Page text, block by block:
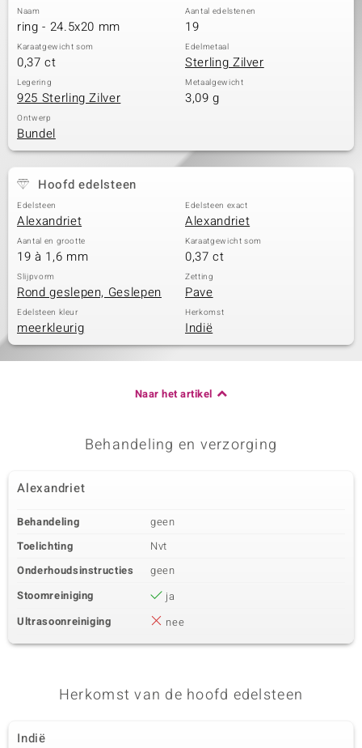
Naam
ring - 24.5x20 mm
Aantal edelstenen
19
Karaatgewicht som
0,37 ct
Edelmetaal
Sterling Zilver
Legering
925 Sterling Zilver
Metaalgewicht
3,09 g
Ontwerp
Bundel
Hoofd edelsteen
Edelsteen
Alexandriet
Edelsteen exact
Alexandriet
Aantal en grootte
19 à 1,6 mm
Karaatgewicht som
0,37 ct
Slijpvorm
Rond geslepen, Geslepen
Zetting
Pave
Edelsteen kleur
meerkleurig
Herkomst
Indië
Naar het artikel
Behandeling en verzorging
Alexandriet
Behandeling
geen
Toelichting
Nvt
Onderhoudsinstructies
geen
Stoomreiniging
ja
Ultrasoonreiniging
nee
Herkomst van de hoofd edelsteen
Indië